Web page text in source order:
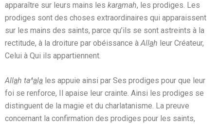
apparaître sur leurs mains les karamah, les prodiges. Les
prodiges sont des choses extraordinaires qui apparaissent
sur les mains des saints, parce qu’ils se sont astreints à la
rectitude, à la droiture par obéissance àAllah leur Créateur,
Celui à Qui ils appartiennent.
Allah ta^ala les appuie ainsi par Ses prodiges pour que leur
foi se renforce, Il apaise leur crainte. Ainsi les prodiges se
distinguent de la magie et du charlatanisme. La preuve
concernant la confirmation des prodiges pour les saints,